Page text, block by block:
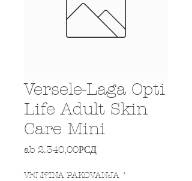
Versele-Laga Opti
Life Adult Skin
Care Mini
ab 2.340,00РСДSale-Preis
VELI?INA PAKOVANJA *